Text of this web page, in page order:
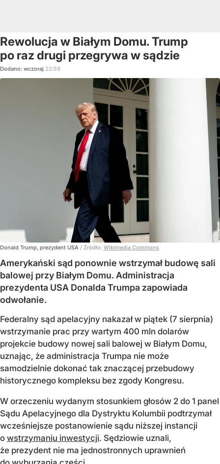
Rewolucja w Białym Domu. Trump
po raz drugi przegrywa w sądzie
Dodano: wczoraj 22:59
Donald Trump, prezydent USA / Źródło: Wikimedia Commons
Amerykański sąd ponownie wstrzymał budowę sali
balowej przy Białym Domu. Administracja
prezydenta USA Donalda Trumpa zapowiada
odwołanie.
Federalny sąd apelacyjny nakazał w piątek (7 sierpnia)
wstrzymanie prac przy wartym 400 mln dolarów
projekcie budowy nowej sali balowej w Białym Domu,
uznając, że administracja Trumpa nie może
samodzielnie dokonać tak znaczącej przebudowy
historycznego kompleksu bez zgody Kongresu.
W orzeczeniu wydanym stosunkiem głosów 2 do 1 panel
Sądu Apelacyjnego dla Dystryktu Kolumbii podtrzymał
wcześniejsze postanowienie sądu niższej instancji
o wstrzymaniu inwestycji. Sędziowie uznali,
że prezydent nie ma jednostronnych uprawnień